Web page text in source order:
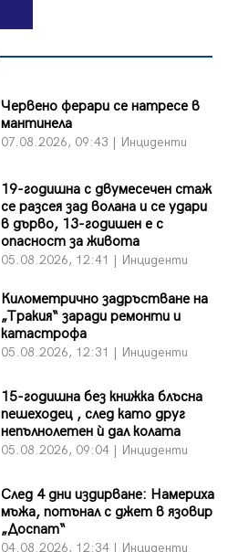
Червено ферари се натресе в
мантинела
07.08.2026, 09:43 | Инциденти
19-годишна с двумесечен стаж
се разсея зад волана и се удари
в дърво, 13-годишен е с
опасност за живота
05.08.2026, 12:41 | Инциденти
Километрично задръстване на
„Тракия“ заради ремонти и
катастрофа
05.08.2026, 12:31 | Инциденти
15-годишна без книжка блъсна
пешеходец , след като друг
непълнолетен ѝ дал колата
05.08.2026, 09:04 | Инциденти
След 4 дни издирване: Намериха
мъжа, потънал с джет в язовир
„Доспат“
04.08.2026, 12:34 | Инциденти